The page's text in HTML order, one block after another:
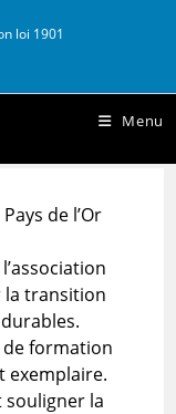
loi 1901
Menu
de l’Or
la transition
formation
exemplaire.
la